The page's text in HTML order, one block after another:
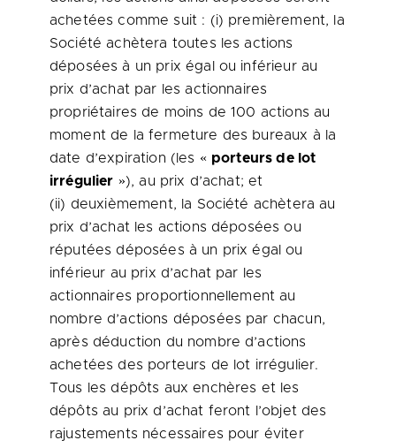
achetées comme suit : (i) premièrement, la
Société achètera toutes les actions
déposées à un prix égal ou inférieur au
prix d’achat par les actionnaires
propriétaires de moins de 100 actions au
moment de la fermeture des bureaux à la
date d’expiration (les « porteurs de lot
irrégulier »), au prix d’achat; et
(ii) deuxièmement, la Société achètera au
prix d’achat les actions déposées ou
réputées déposées à un prix égal ou
inférieur au prix d’achat par les
actionnaires proportionnellement au
nombre d’actions déposées par chacun,
après déduction du nombre d’actions
achetées des porteurs de lot irrégulier.
Tous les dépôts aux enchères et les
dépôts au prix d’achat feront l’objet des
rajustements nécessaires pour éviter